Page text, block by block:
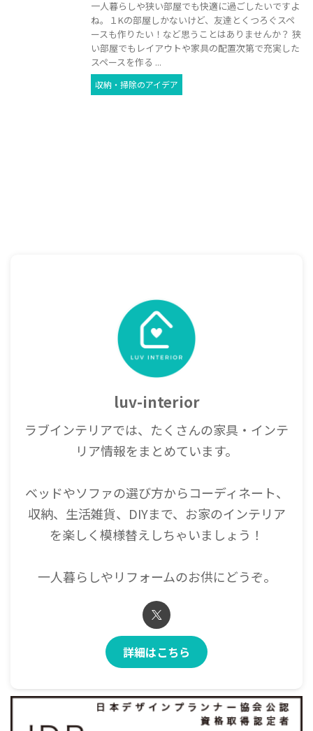
一人暮らしや狭い部屋でも快適に過ごしたいですよ
ね。１Kの部屋しかないけど、友達とくつろぐスペ
ースも作りたい！など思うことはありませんか？ 狭
い部屋でもレイアウトや家具の配置次第で充実した
スペースを作る ...
収納・掃除のアイデア
luv-interior
ラブインテリアでは、たくさんの家具・インテ
リア情報をまとめています。
ベッドやソファの選び方からコーディネート、
収納、生活雑貨、DIYまで、お家のインテリア
を楽しく模様替えしちゃいましょう！
一人暮らしやリフォームのお供にどうぞ。
詳細はこちら